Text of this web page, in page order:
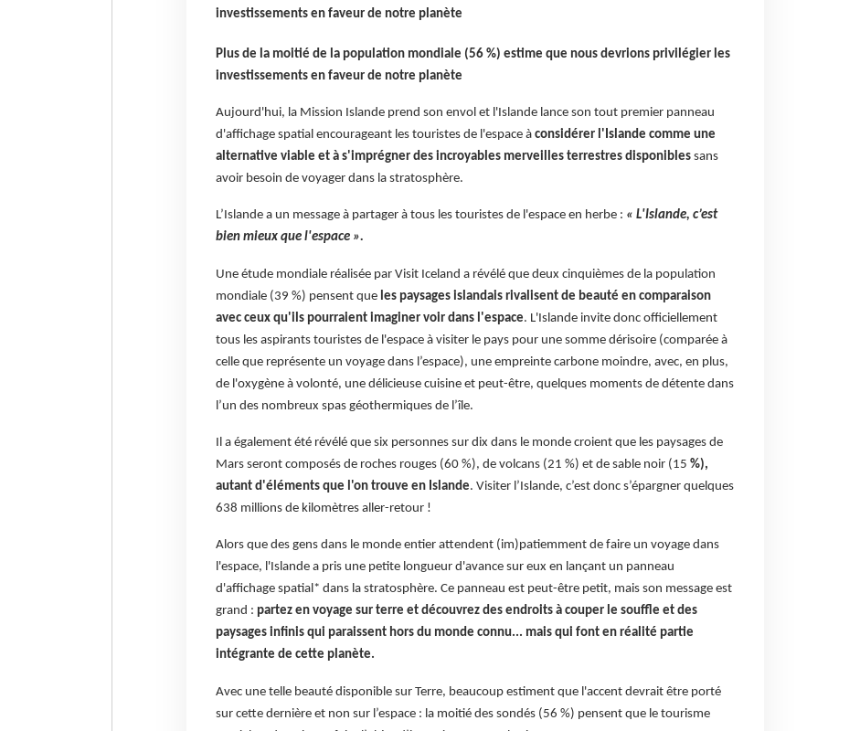
investissements en faveur de notre planète
Plus de la moitié de la population mondiale (56 %) estime que nous devrions privilégier les
investissements en faveur de notre planète
Aujourd'hui, la Mission Islande prend son envol et l'Islande lance son tout premier panneau
d'affichage spatial encourageant les touristes de l'espace à considérer l'Islande comme une
alternative viable et à s'imprégner des incroyables merveilles terrestres disponiblessans
avoir besoin de voyager dans la stratosphère.
L’Islande a un message à partager à tous les touristes de l'espace en herbe : « L'Islande, c’est
bien mieux que l'espace ».
Une étude mondiale réalisée par Visit Iceland a révélé que deux cinquièmes de la population
mondiale (39 %) pensent que les paysages islandais rivalisent de beauté en comparaison
avec ceux qu'ils pourraient imaginer voir dans l'espace. L'Islande invite donc officiellement
tous les aspirants touristes de l'espace à visiter le pays pour une somme dérisoire (comparée à
celle que représente un voyage dans l’espace), une empreinte carbone moindre, avec, en plus,
de l'oxygène à volonté, une délicieuse cuisine et peut-être, quelques moments de détente dans
l’un des nombreux spas géothermiques de l’île.
Il a également été révélé que six personnes sur dix dans le monde croient que les paysages de
Mars seront composés de roches rouges (60 %), de volcans (21 %) et de sable noir (15 %),
autant d'éléments que l'on trouve en Islande. Visiter l’Islande, c’est donc s’épargner quelques
638 millions de kilomètres aller-retour !
Alors que des gens dans le monde entier attendent (im)patiemment de faire un voyage dans
l'espace, l'Islande a pris une petite longueur d'avance sur eux en lançant un panneau
d'affichage spatial* dans la stratosphère. Ce panneau est peut-être petit, mais son message est
grand : partez en voyage sur terre et découvrez des endroits à couper le souffle et des
paysages infinis qui paraissent hors du monde connu... mais qui font en réalité partie
intégrante de cette planète.
Avec une telle beauté disponible sur Terre, beaucoup estiment que l'accent devrait être porté
sur cette dernière et non sur l’espace : la moitié des sondés (56 %) pensent que le tourisme